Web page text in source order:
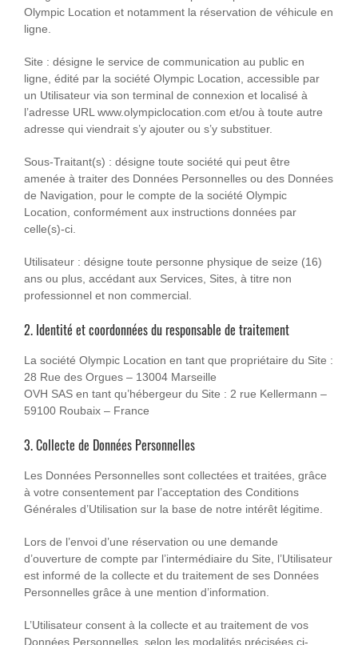
Olympic Location et notamment la réservation de véhicule en
ligne.
Site : désigne le service de communication au public en
ligne, édité par la société Olympic Location, accessible par
un Utilisateur via son terminal de connexion et localisé à
l’adresse URL www.olympiclocation.com et/ou à toute autre
adresse qui viendrait s’y ajouter ou s’y substituer.
Sous-Traitant(s) : désigne toute société qui peut être
amenée à traiter des Données Personnelles ou des Données
de Navigation, pour le compte de la société Olympic
Location, conformément aux instructions données par
celle(s)-ci.
Utilisateur : désigne toute personne physique de seize (16)
ans ou plus, accédant aux Services, Sites, à titre non
professionnel et non commercial.
2. Identité et coordonnées du responsable de traitement
La société Olympic Location en tant que propriétaire du Site :
28 Rue des Orgues – 13004 Marseille
OVH SAS en tant qu’hébergeur du Site : 2 rue Kellermann –
59100 Roubaix – France
3. Collecte de Données Personnelles
Les Données Personnelles sont collectées et traitées, grâce
à votre consentement par l’acceptation des Conditions
Générales d’Utilisation sur la base de notre intérêt légitime.
Lors de l’envoi d’une réservation ou une demande
d’ouverture de compte par l’intermédiaire du Site, l’Utilisateur
est informé de la collecte et du traitement de ses Données
Personnelles grâce à une mention d’information.
L’Utilisateur consent à la collecte et au traitement de vos
Données Personnelles, selon les modalités précisées ci-